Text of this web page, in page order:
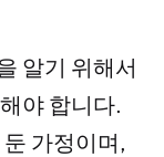
알기 위해서
야 합니다.
가정이며,